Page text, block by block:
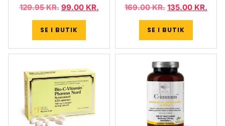
129.95KR. 99.00 KR.
SE I BUTIK
169.00KR. 135.00 KR.
SE I BUTIK